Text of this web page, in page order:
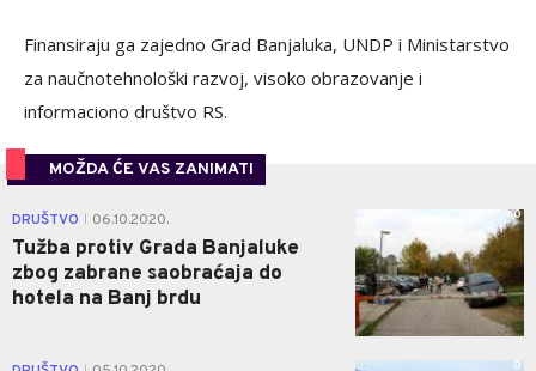
Finansiraju ga zajedno Grad Banjaluka, UNDP i Ministarstvo
za naučnotehnološki razvoj, visoko obrazovanje i
informaciono društvo RS.
MOŽDA ĆE VAS ZANIMATI
DRUŠTVO 06.10.2020.
Tužba protiv Grada Banjaluke
zbog zabrane saobraćaja do
hotela na Banj brdu
0
0